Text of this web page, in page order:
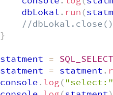
dbLokal
. run (
//
}
=
= statment .
. log("select:"